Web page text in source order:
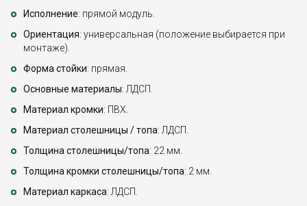
Исполнение: прямой модуль.
Ориентация: универсальная (положение выбирается при
монтаже).
Форма стойки: прямая.
Основные материалы: ЛДСП.
Материал кромки: ПВХ.
Материал столешницы / топа: ЛДСП.
Толщина столешницы/топа: 22 мм.
Толщина кромки столешницы/топа: 2 мм.
Материал каркаса: ЛДСП.